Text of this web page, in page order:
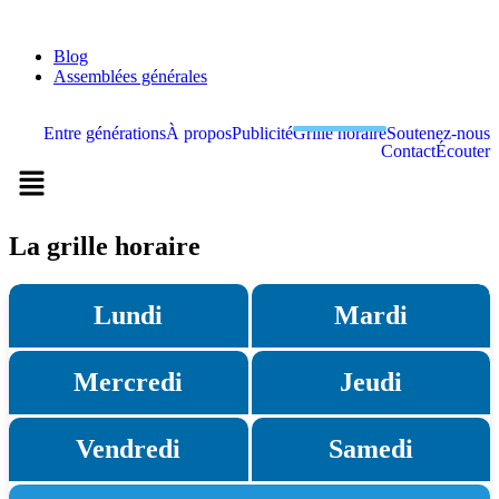
Blog
Assemblées générales
Entre générationsÀ proposPublicitéGrille horaireSoutenez-nous
ContactÉcouter
La grille horaire
Lundi Mardi
Mercredi Jeudi
Vendredi Samedi